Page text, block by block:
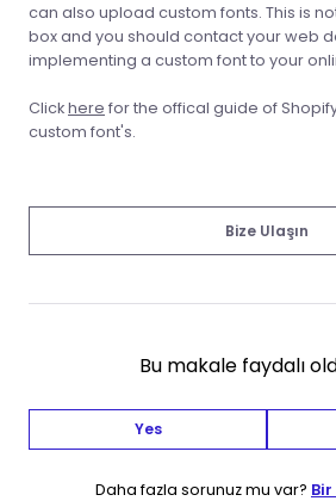
can also upload custom fonts. This is
box and you should contact your web
implementing a custom font to your
Clickhere for the offical guide of
custom font's.
Bize Ulaşın
Bu makale faydalı
Yes
Daha fazla sorunuz mu var?